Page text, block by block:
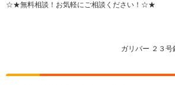
☆★無料相談！お気軽にご相談ください！☆★
ガリバー ２３